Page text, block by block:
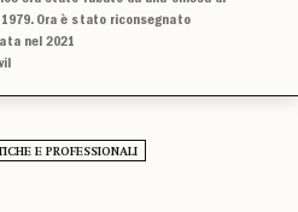
Ora è stato riconsegnato
nel 2021
E PROFESSIONALI